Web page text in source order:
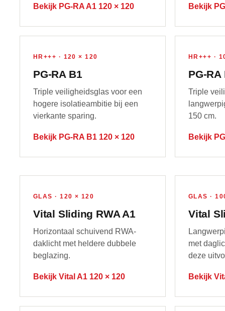
Bekijk PG-RA A1 120 × 120 Bekijk
HR+++ · 120 × 120
PG-RA B1
Triple veiligheidsglas voor een
hogere isolatieambitie bij een
vierkante sparing.
Bekijk PG-RA B1 120 × 120
HR+++ ·
PG-RA
Triple
150 cm.
Bekijk
GLAS · 120 × 120
Vital Sliding RWA A1
Horizontaal schuivend RWA-
daklicht met heldere dubbele
beglazing.
Bekijk Vital A1 120 × 120
GLAS ·
Vital
met
deze
Bekijk